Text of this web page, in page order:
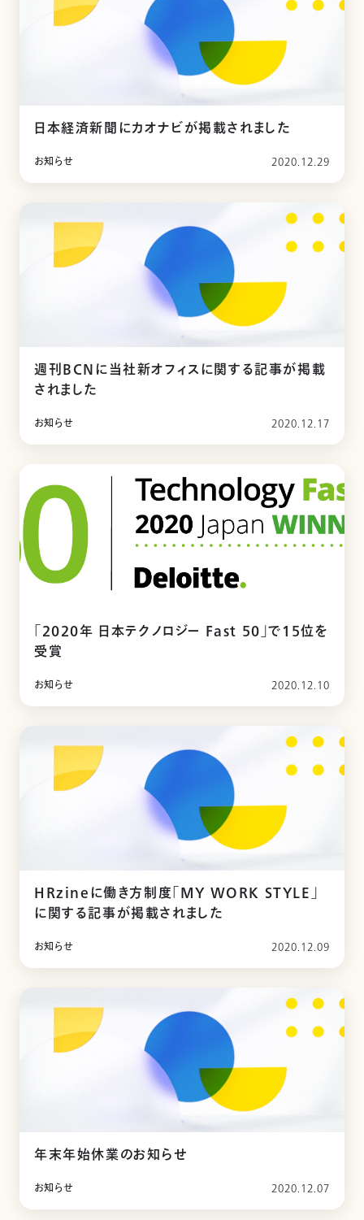
日本経済新聞にカオナビが掲載されました
お知らせ 2020.12.29
週刊BCNに当社新オフィスに関する記事が掲載
されました
お知らせ 2020.12.17
「2020年 日本テクノロジー Fast 50」で15位を
受賞
お知らせ 2020.12.10
HRzineに働き方制度「MY WORK STYLE」
に関する記事が掲載されました
お知らせ 2020.12.09
年末年始休業のお知らせ
お知らせ 2020.12.07